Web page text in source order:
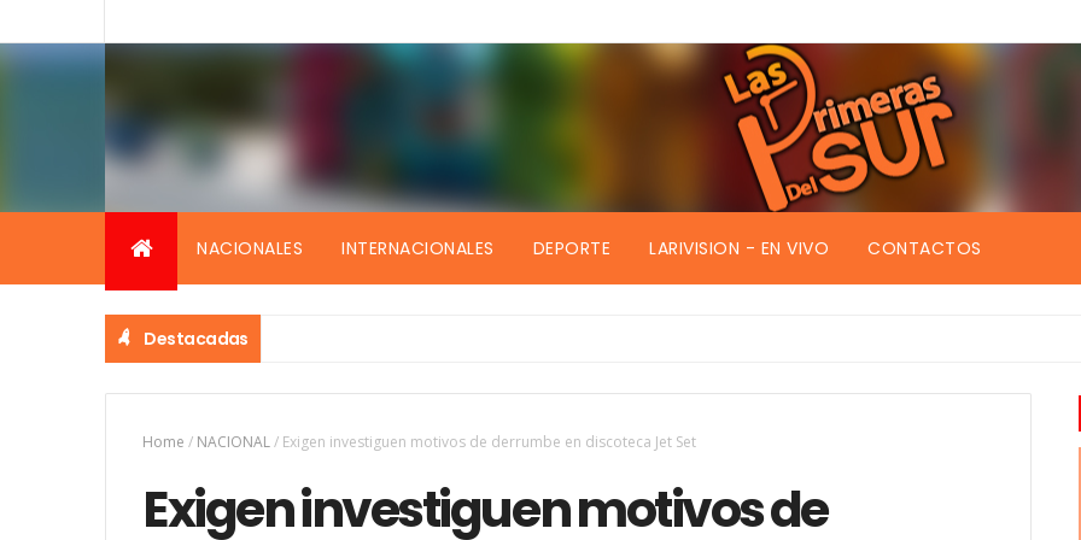
NACIONALES INTERNACIONALES DEPORTE LARIVISION - EN VIVO CONTACTOS
Destacadas
Home / NACIONAL/ Exigen investiguen motivos de derrumbe en discoteca Jet Set
Exigen investiguen motivos de